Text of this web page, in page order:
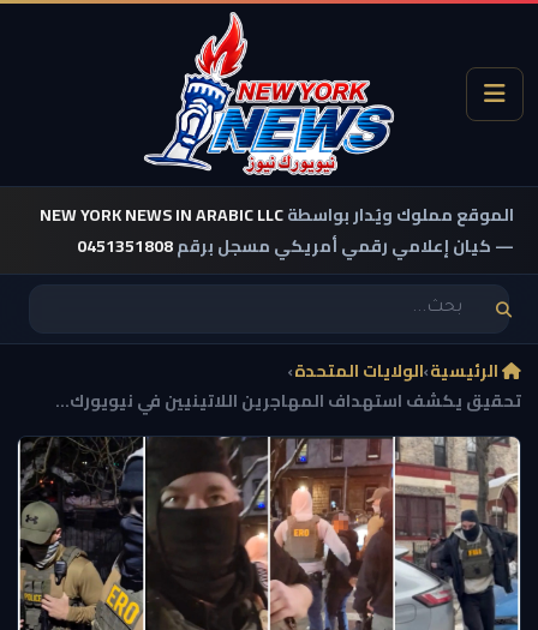
الموقع مملوك ويُدار بواسطةNEW YORK NEWS IN ARABIC LLC
— كيان إعلامي رقمي أمريكي مسجل برقم0451351808
الرئيسية›الولايات المتحدة›
تحقيق يكشف استهداف المهاجرين اللاتينيين في نيويورك...